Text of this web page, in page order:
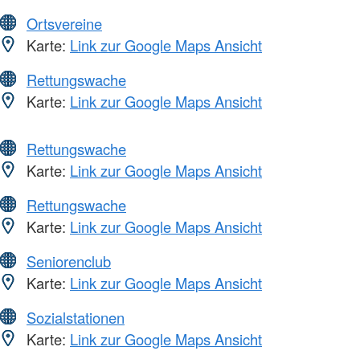
Ortsvereine
Karte: Link zur Google Maps Ansicht
Rettungswache
Karte: Link zur Google Maps Ansicht
Rettungswache
Karte: Link zur Google Maps Ansicht
Rettungswache
Karte: Link zur Google Maps Ansicht
Seniorenclub
Karte: Link zur Google Maps Ansicht
Sozialstationen
Karte: Link zur Google Maps Ansicht